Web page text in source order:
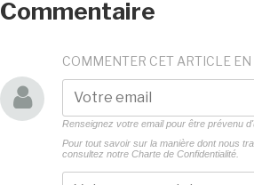
Commentaire
COMMENTER CET ARTICLE EN
Renseignez votre email pour être prévenu
Pour tout savoir sur la manière dont nous
consultez notre Charte de Confidentialité.